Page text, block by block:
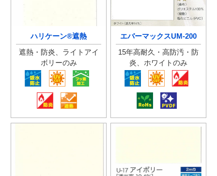
ハリケーン®遮熱 エバーマックスUM-200